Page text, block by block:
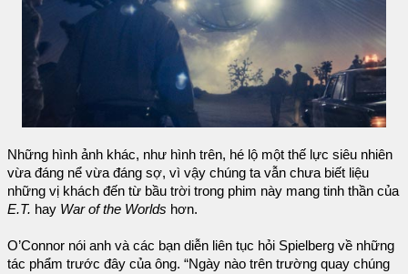
Những hình ảnh khác, như hình trên, hé lộ một thế lực siêu nhiên
vừa đáng nể vừa đáng sợ, vì vậy chúng ta vẫn chưa biết liệu
những vị khách đến từ bầu trời trong phim này mang tinh thần của
E.T. hay War of the Worlds hơn.
O’Connor nói anh và các bạn diễn liên tục hỏi Spielberg về những
tác phẩm trước đây của ông. “Ngày nào trên trường quay chúng